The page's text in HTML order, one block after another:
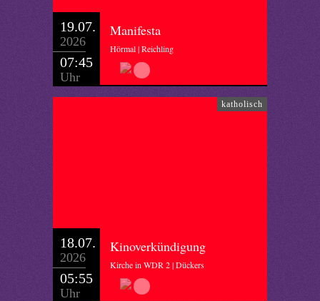
19.07.
2026
07:45
Uhr
Manifesta
Hörmal | Reichling
katholisch
18.07.
2026
05:55
Uhr
Kinoverkündigung
Kirche in WDR 2 | Dückers